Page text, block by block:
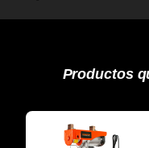
Productos